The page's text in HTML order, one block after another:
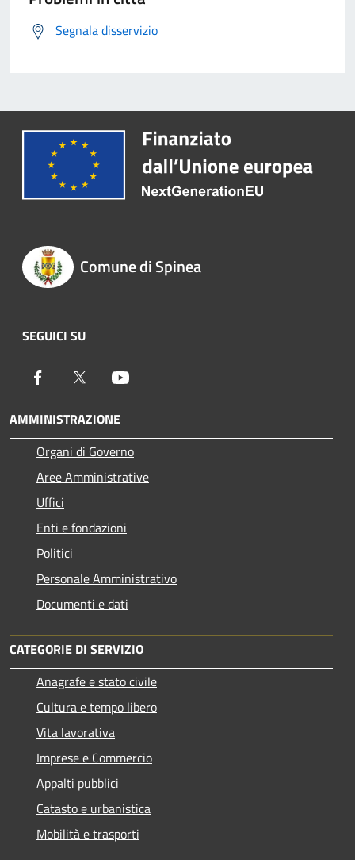
Segnala disservizio
Comune di Spinea
SEGUICI SU
Facebook Twitter
AMMINISTRAZIONE
Organi di Governo
Aree Amministrative
Uffici
Enti e fondazioni
Politici
Personale Amministrativo
Documenti e dati
CATEGORIE DI SERVIZIO
Anagrafe e stato civile
Cultura e tempo libero
Vita lavorativa
Imprese e Commercio
Appalti pubblici
Catasto e urbanistica
Mobilità e trasporti